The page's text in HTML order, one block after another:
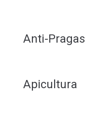
Anti-Pragas
Apicultura